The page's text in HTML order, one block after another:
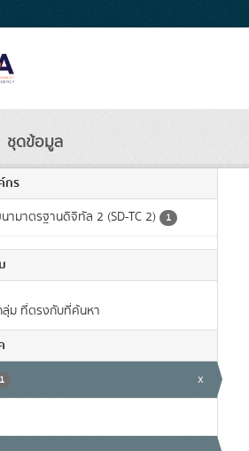
ชุดข้อมูล
กร
มาตรฐานดิจิทัล 2 (SD-TC 2) 1
ลุ่ม ที่ตรงกับที่ค้นหา
1 x